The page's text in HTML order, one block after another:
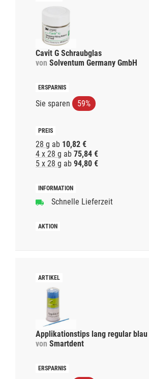
Cavit G Schraubglas
von Solventum Germany GmbH
Sie sparen 59%
28 g ab 10,82 €
4 x 28 g ab 75,84 €
5 x 28 g ab 94,80 €
Schnelle Lieferzeit
Applikationstips lang regular blau
von Smartdent